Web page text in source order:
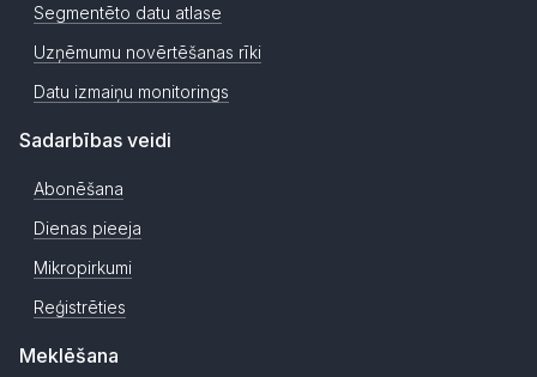
Segmentēto datu atlase
Uzņēmumu novērtēšanas rīki
Datu izmaiņu monitorings
Sadarbības veidi
Abonēšana
Dienas pieeja
Mikropirkumi
Reģistrēties
Meklēšana